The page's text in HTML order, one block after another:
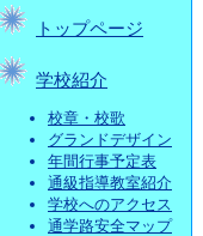
トップページ
学校紹介
校章・校歌
グランドデザイン
年間行事予定表
通級指導教室紹介
学校へのアクセス
通学路安全マップ